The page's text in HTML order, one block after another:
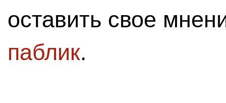
оставить свое
паблик.